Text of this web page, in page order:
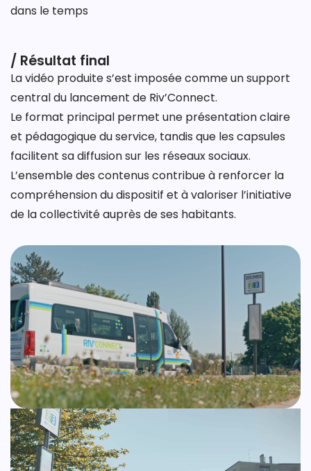
dans le temps
/ Résultat final
La vidéo produite s’est imposée comme un support
central du lancement de Riv’Connect.
Le format principal permet une présentation claire
et pédagogique du service, tandis que les capsules
facilitent sa diffusion sur les réseaux sociaux.
L’ensemble des contenus contribue à renforcer la
compréhension du dispositif et à valoriser l’initiative
de la collectivité auprès de ses habitants.